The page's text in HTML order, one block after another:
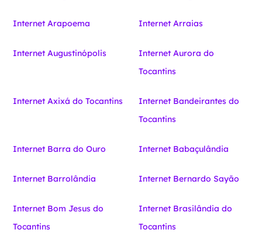
Internet Arapoema Internet Arraias
Internet Augustinópolis
Internet Aurora do
Tocantins
Internet Axixá do Tocantins
Internet Bandeirantes do
Tocantins
Internet Barra do Ouro Internet Babaçulândia
Internet Barrolândia Internet Bernardo Sayão
Internet Bom Jesus do
Tocantins
Internet Brasilândia do
Tocantins